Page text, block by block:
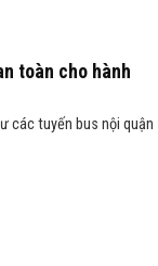
toàn cho hành
các tuyến bus nội quận